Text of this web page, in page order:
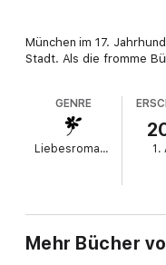
München im 17.
Stadt. Als die fromme
beweisen – doch das
angestachelte Gericht
Not wendet sich Anna
noch retten kann: den
in die fernen
haben nicht vor, Anna
GENRE
Liebesromane 1.
Mehr Bücher